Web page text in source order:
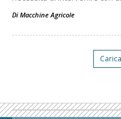
Di Macchine Agricole